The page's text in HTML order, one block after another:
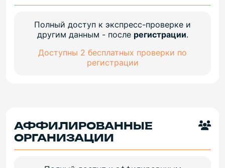
Полный доступ к экспресс-проверке и
другим данным - после регистрации.
Доступны 2 бесплатных проверки по
регистрации
АФФИЛИРОВАННЫЕ
ОРГАНИЗАЦИИ